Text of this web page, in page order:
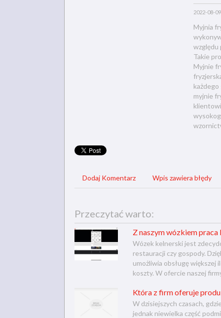
2022-08-09
Myjnia
względu
Takie
Myjnie
myjnie
Dodaj Komentarz Wpis zawiera błędy
Przeczytać warto:
Z naszym wózkiem praca
Wózek kelnerski jest
restauracji czy gospody.
umożliwia obsługę większej
koszty. W ofercie naszej
Która z firm oferuje
W dzisiejszych czasach,
jednak niewielka część